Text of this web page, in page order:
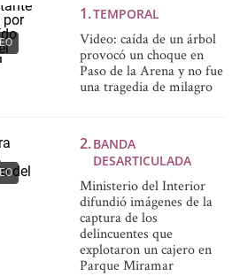
TEMPORAL
Video: caída de un árbol
provocó un choque en
Paso de la Arena y no fue
una tragedia de milagro
BANDA
DESARTICULADA
Ministerio del Interior
difundió imágenes de la
captura de los
delincuentes que
explotaron un cajero en
Parque Miramar